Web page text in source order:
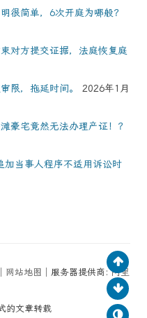
很简单，6次开庭为哪般？
对方提交证据，法庭恢复庭
限，拖延时间。
2026年1月
豪宅竟然无法办理产证！？
加当事人程序不适用诉讼时
网站地图 │服务器提供商:阿里
的文章转载